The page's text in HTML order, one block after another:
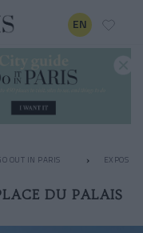
EN
OUT IN PARIS EXPOS
DU PALAIS